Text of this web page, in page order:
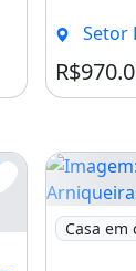
Setor
Imagem:
Casa